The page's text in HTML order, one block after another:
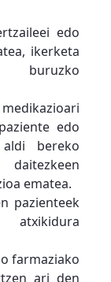
edo
ikerketa
buruzko
edo
bereko
ematea.
pazienteek
atxikidura
farmaziako
ari den